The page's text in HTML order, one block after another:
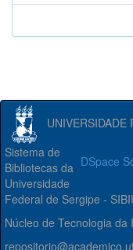
UNIVERSIDADE
DSpace
Sistema de
Bibliotecas da
Universidade
Federal de Sergipe -
Núcleo de Tecnologia da